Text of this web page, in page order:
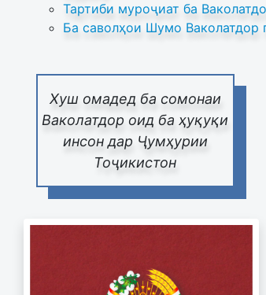
Тартиби муроҷиат ба
Ба саволҳои Шумо Ваколатдор
Хуш омадед ба сомонаи
Ваколатдор оид ба ҳуқуқи
инсон дар Ҷумҳурии
Тоҷикистон